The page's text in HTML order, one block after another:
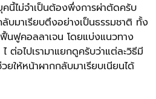
คนี้ไม่จำเป็นต้องพึ่งการผ่าตัดครับ
บมาเรียบตึงอย่างเป็นธรรมชาติ ทั้ง
นฟูคอลลาเจน โดยแบ่งแนวทาง
อไปเรามาแยกดูครับว่าแต่ละวิธีมี
ยให้หน้าผากกลับมาเรียบเนียนได้